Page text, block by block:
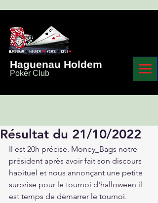
Haguenau Holdem
Poker Club
Résultat du 21/10/2022
Il est 20h précise. Money_Bags notre
président après avoir fait son discours
habituel et nous annonçant une petite
surprise pour le tournoi d'halloween il
est temps de démarrer le tournoi.